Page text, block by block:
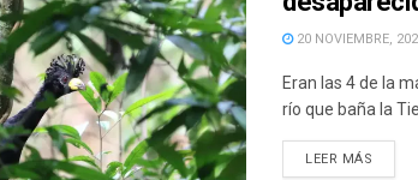
20 NOVIEMBRE,
Eran las 4 de la
río que baña la
LEER MÁS